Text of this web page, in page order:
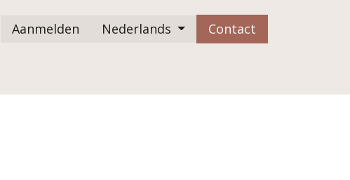
Aanmelden
Nederlands Contact